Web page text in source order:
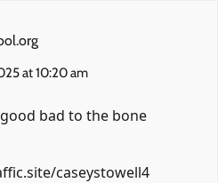
at 10:20 am
bad to the bone
caseystowell4